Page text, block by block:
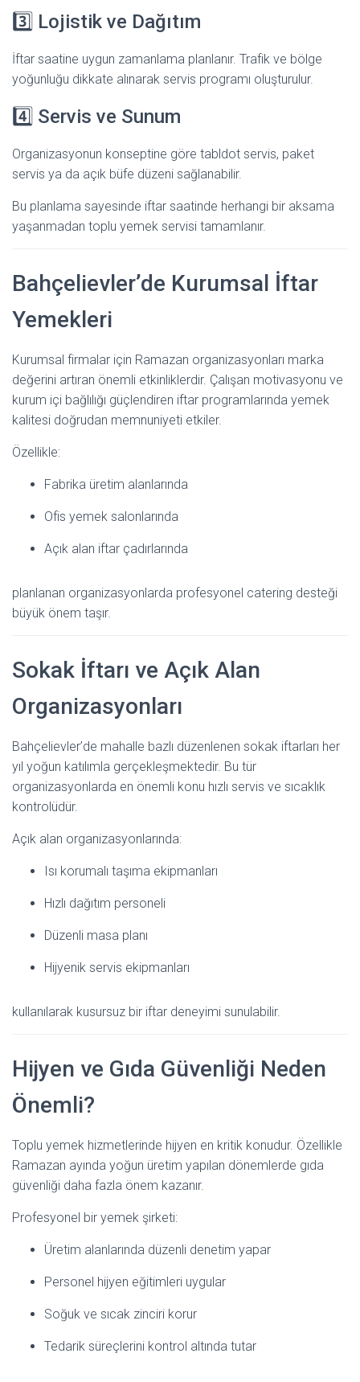
3️⃣ Lojistik ve Dağıtım
İftar saatine uygun zamanlama planlanır. Trafik ve bölge
yoğunluğu dikkate alınarak servis programı oluşturulur.
4️⃣ Servis ve Sunum
Organizasyonun konseptine göre tabldot servis, paket
servis ya da açık büfe düzeni sağlanabilir.
Bu planlama sayesinde iftar saatinde herhangi bir aksama
yaşanmadan toplu yemek servisi tamamlanır.
Bahçelievler’de Kurumsal İftar
Yemekleri
Kurumsal firmalar için Ramazan organizasyonları marka
değerini artıran önemli etkinliklerdir. Çalışan motivasyonu ve
kurum içi bağlılığı güçlendiren iftar programlarında yemek
kalitesi doğrudan memnuniyeti etkiler.
Özellikle:
Fabrika üretim alanlarında
Ofis yemek salonlarında
Açık alan iftar çadırlarında
planlanan organizasyonlarda profesyonel catering desteği
büyük önem taşır.
Sokak İftarı ve Açık Alan
Organizasyonları
Bahçelievler’de mahalle bazlı düzenlenen sokak iftarları her
yıl yoğun katılımla gerçekleşmektedir. Bu tür
organizasyonlarda en önemli konu hızlı servis ve sıcaklık
kontrolüdür.
Açık alan organizasyonlarında:
Isı korumalı taşıma ekipmanları
Hızlı dağıtım personeli
Düzenli masa planı
Hijyenik servis ekipmanları
kullanılarak kusursuz bir iftar deneyimi sunulabilir.
Hijyen ve Gıda Güvenliği Neden
Önemli?
Toplu yemek hizmetlerinde hijyen en kritik konudur. Özellikle
Ramazan ayında yoğun üretim yapılan dönemlerde gıda
güvenliği daha fazla önem kazanır.
Profesyonel bir yemek şirketi:
Üretim alanlarında düzenli denetim yapar
Personel hijyen eğitimleri uygular
Soğuk ve sıcak zinciri korur
Tedarik süreçlerini kontrol altında tutar